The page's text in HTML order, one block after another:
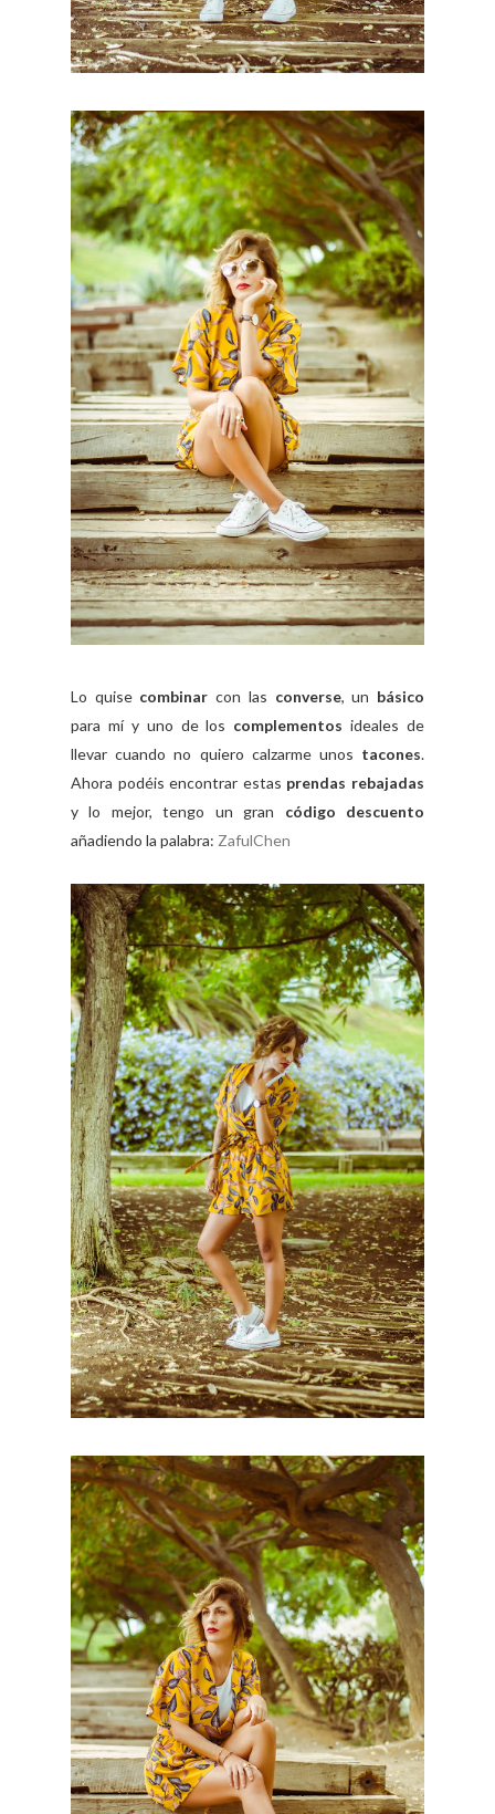
Lo quise combinar con las converse, un básico
para mí y uno de los complementosideales de
llevar cuando no quiero calzarme unos tacones.
Ahora podéis encontrar estas prendas rebajadas
y lo mejor, tengo un gran código descuento
añadiendo la palabra: ZafulChen